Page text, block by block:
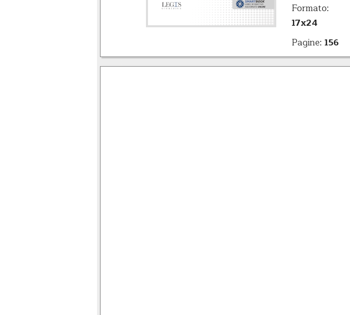
Formato:
17x24
Pagine: 156
ISBN/EAN: